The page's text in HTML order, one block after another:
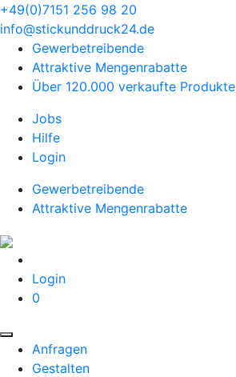
+49(0)7151 256 98 20‬
info@stickunddruck24.de
Gewerbetreibende
Attraktive Mengenrabatte
Über 120.000 verkaufte Produkte
Jobs
Hilfe
Login
Gewerbetreibende
Attraktive Mengenrabatte
Login
0
Anfragen
Gestalten